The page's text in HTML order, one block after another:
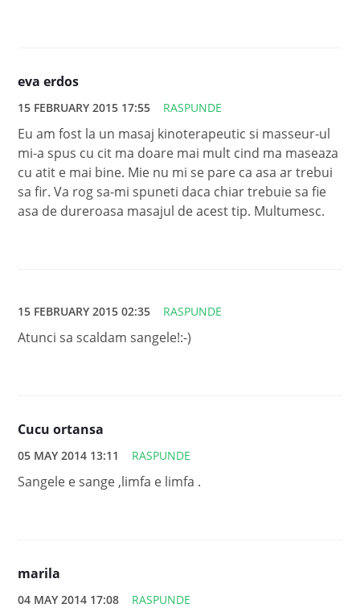
eva erdos
15 FEBRUARY 2015 17:55 RASPUNDE
Eu am fost la un masaj kinoterapeutic si masseur-ul
mi-a spus cu cit ma doare mai mult cind ma maseaza
cu atit e mai bine. Mie nu mi se pare ca asa ar trebui
sa fir. Va rog sa-mi spuneti daca chiar trebuie sa fie
asa de dureroasa masajul de acest tip. Multumesc.
15 FEBRUARY 2015 02:35 RASPUNDE
Atunci sa scaldam sangele!:-)
Cucu ortansa
05 MAY 2014 13:11 RASPUNDE
Sangele e sange ,limfa e limfa .
marila
04 MAY 2014 17:08 RASPUNDE